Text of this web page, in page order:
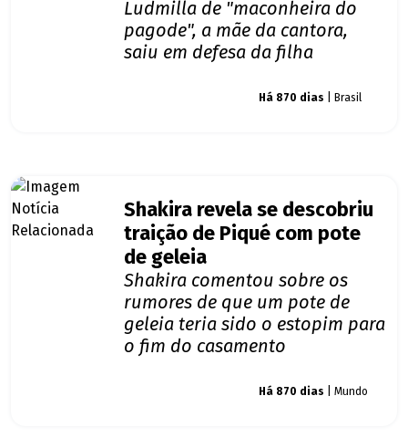
Ludmilla de "maconheira do
pagode", a mãe da cantora,
saiu em defesa da filha
Há 870 dias | Brasil
Shakira revela se descobriu
traição de Piqué com pote
de geleia
Shakira comentou sobre os
rumores de que um pote de
geleia teria sido o estopim para
o fim do casamento
Há 870 dias | Mundo